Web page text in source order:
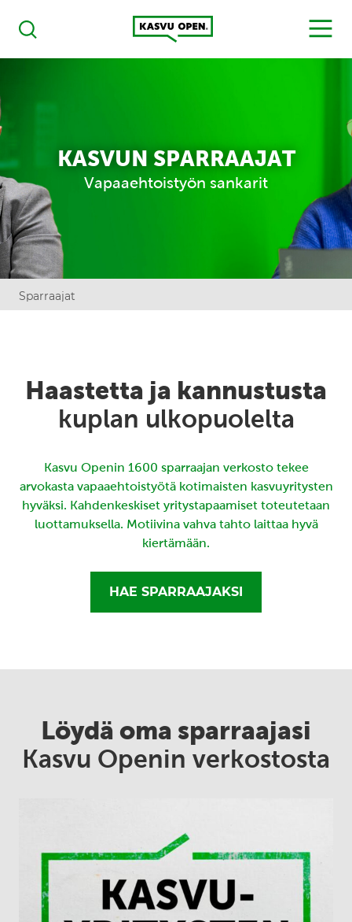
Haku
Kasvu Open
MENU
KASVUN SPARRAAJAT
Vapaaehtoistyön sankarit
Sparraajat
Haastetta ja kannustusta
kuplan ulkopuolelta
Kasvu Openin 1600 sparraajan verkosto tekee
arvokasta vapaaehtoistyötä kotimaisten kasvuyritysten
hyväksi. Kahdenkeskiset yritystapaamiset toteutetaan
luottamuksella. Motiivina vahva tahto laittaa hyvä
kiertämään.
HAE SPARRAAJAKSI
Löydä oma sparraajasi
Kasvu Openin verkostosta